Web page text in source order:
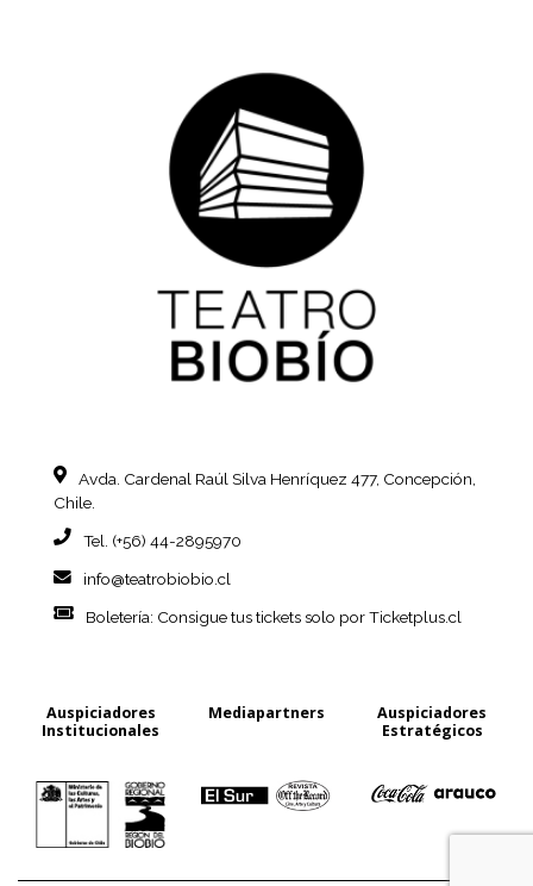
Avda. Cardenal Raúl Silva Henríquez 477, Concepción,
Chile.
Tel. (+56) 44-2895970
info@teatrobiobio.cl
Boletería: Consigue tus ticketssolo por Ticketplus.cl
Auspiciadores
Institucionales
Mediapartners
Auspiciadores
Estratégicos